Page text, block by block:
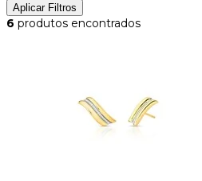
Aplicar Filtros
6 produtos encontrados